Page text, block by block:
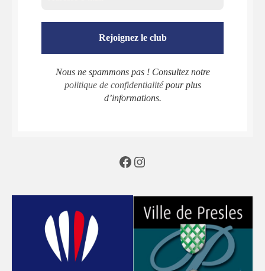
Nous ne spammons pas ! Consultez notre
politique de confidentialitépour plus
d’informations.
Facebook
Instagram